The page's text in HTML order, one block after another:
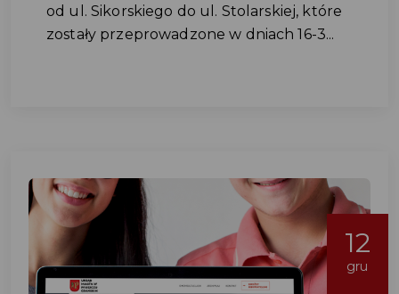
od ul. Sikorskiego do ul. Stolarskiej, które
zostały przeprowadzone w dniach 16-3...
12
gru